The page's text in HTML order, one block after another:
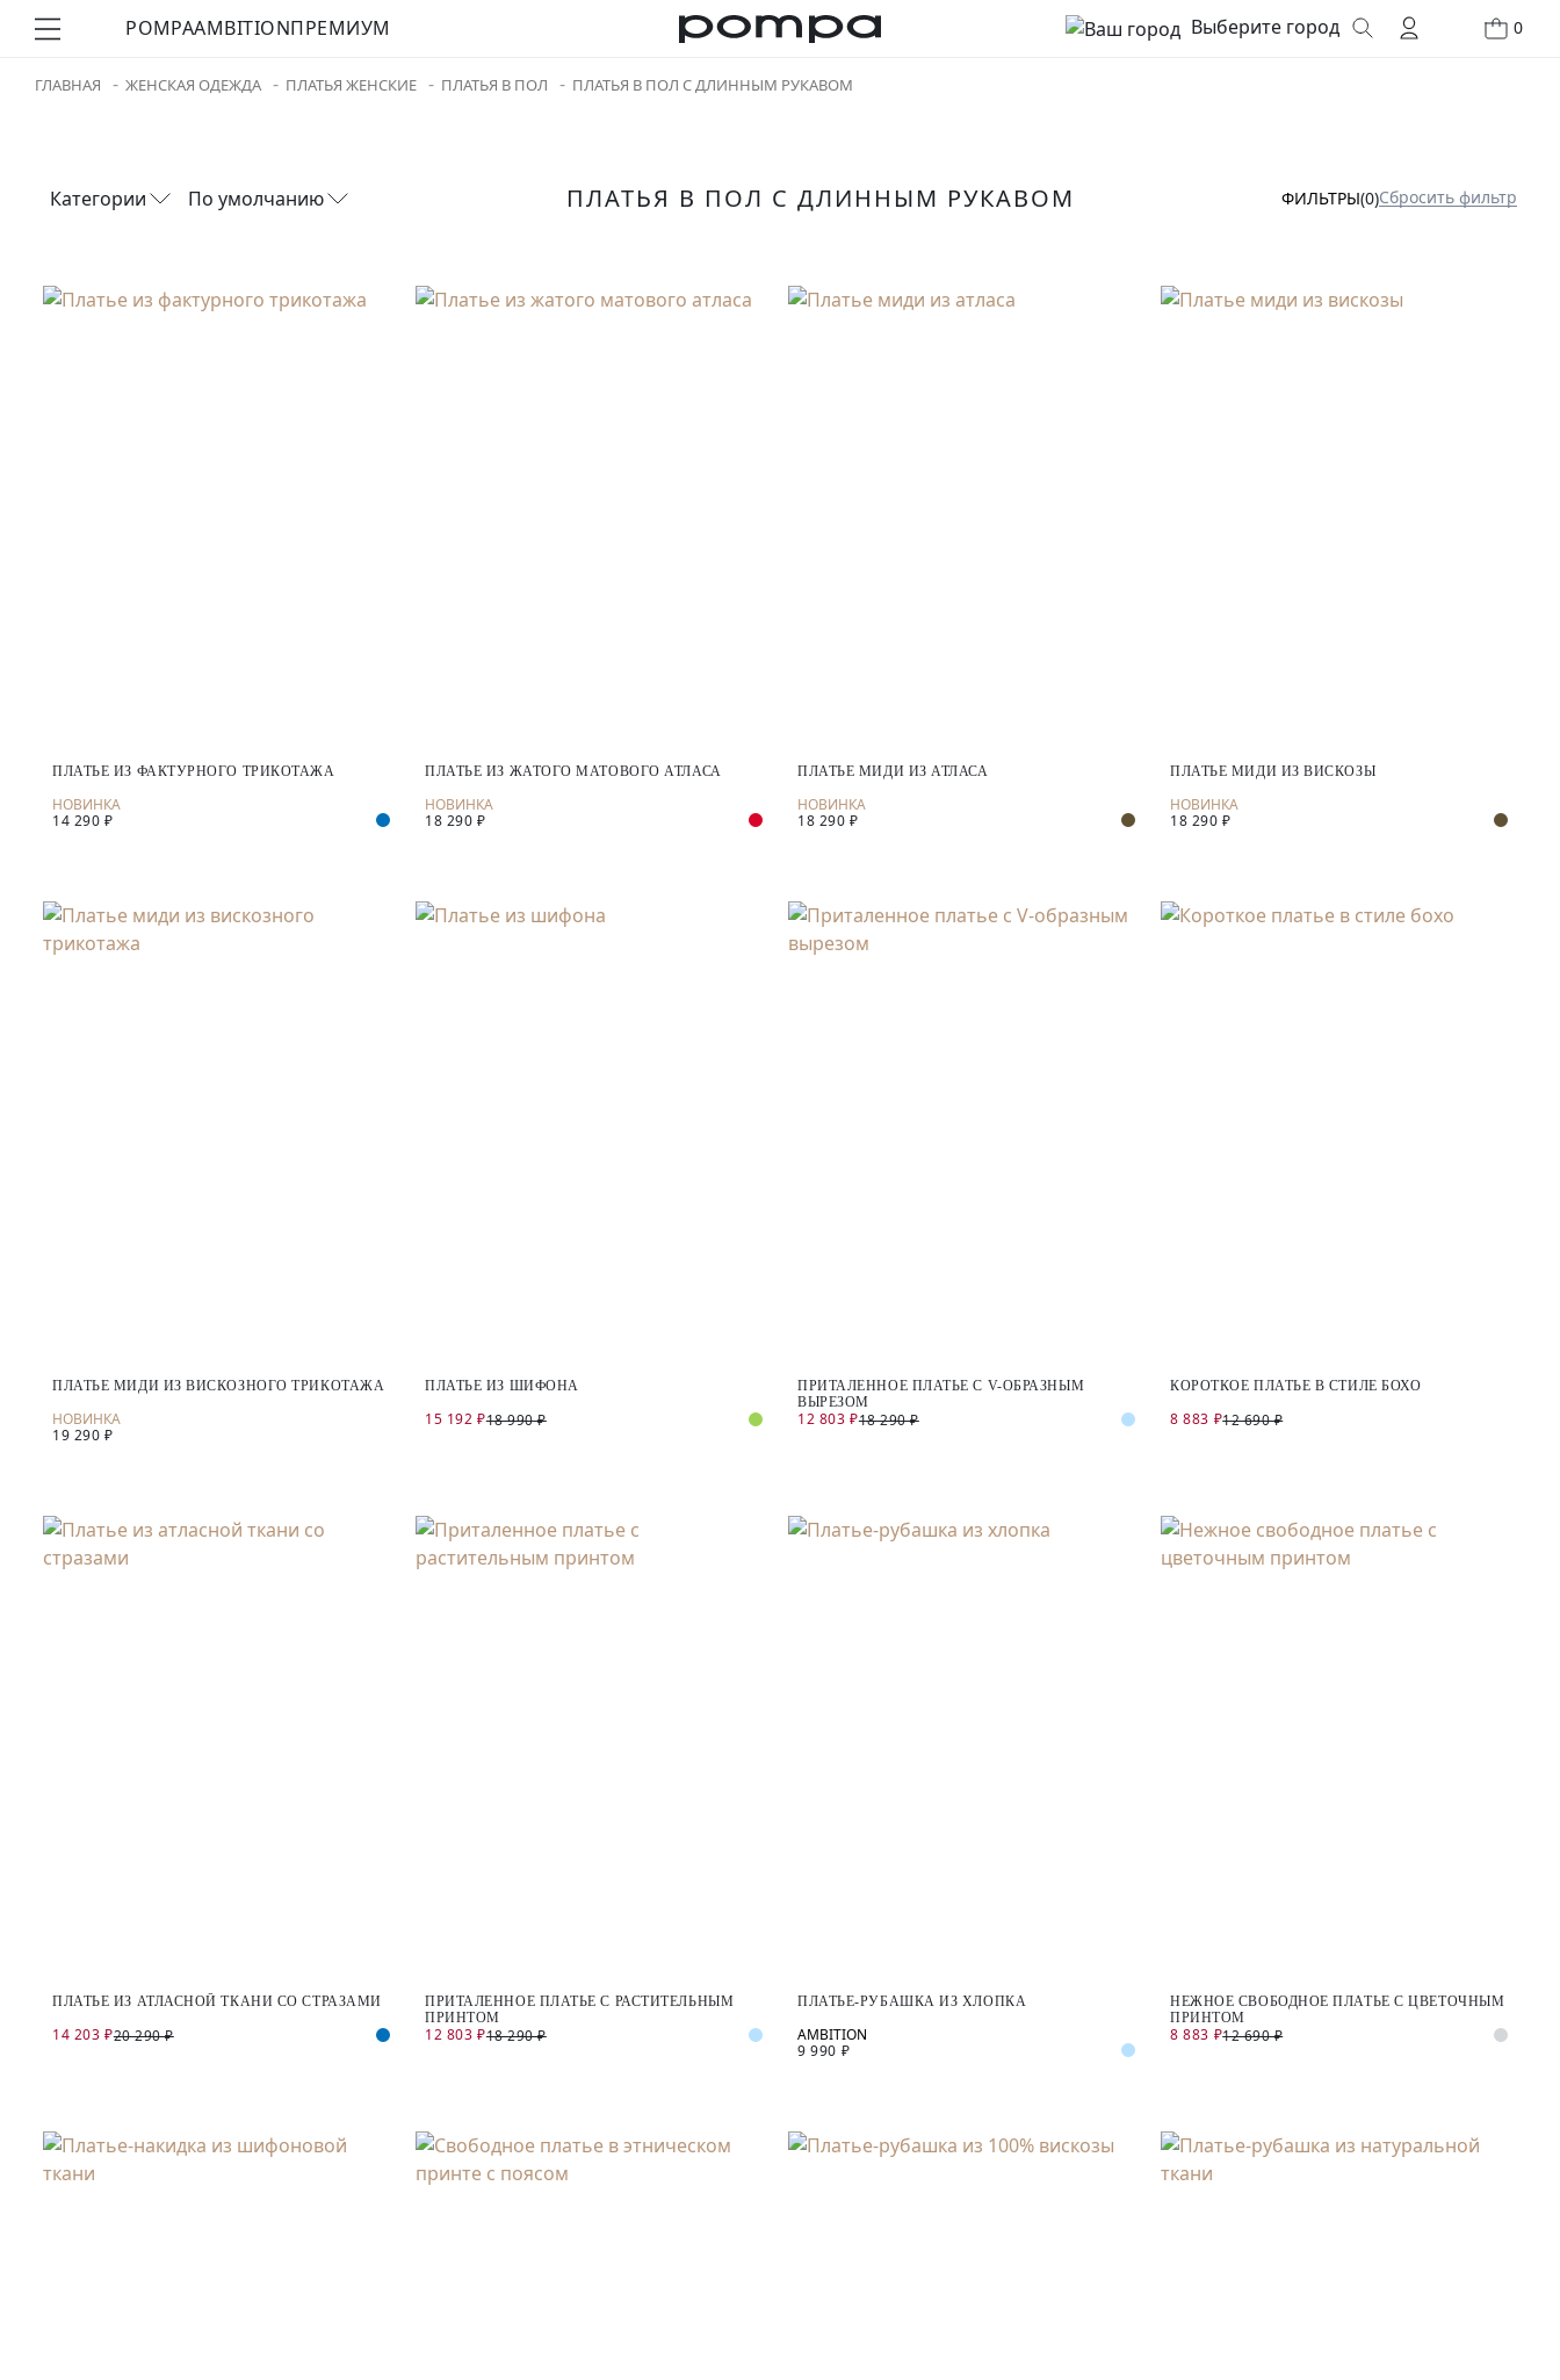
POMPAAMBITIONПРЕМИУМ Выберите город 0
ГЛАВНАЯ ЖЕНСКАЯ ОДЕЖДА ПЛАТЬЯ ЖЕНСКИЕ ПЛАТЬЯ В ПОЛ ПЛАТЬЯ В ПОЛ С ДЛИННЫМ РУКАВОМ
Категории По умолчанию ПЛАТЬЯ В ПОЛ С ДЛИННЫМ РУКАВОМ ФИЛЬТРЫ(0)Сбросить фильтр
ПЛАТЬЕ ИЗ ФАКТУРНОГО ТРИКОТАЖА
14 290 ₽
ПЛАТЬЕ ИЗ ЖАТОГО МАТОВОГО АТЛАСА
18 290 ₽
ПЛАТЬЕ МИДИ ИЗ АТЛАСА
18 290 ₽
ПЛАТЬЕ МИДИ ИЗ ВИСКОЗЫ
18 290 ₽
ПЛАТЬЕ МИДИ ИЗ ВИСКОЗНОГО ТРИКОТАЖА
19 290 ₽
ПЛАТЬЕ ИЗ ШИФОНА
15 192 ₽18 990 ₽
ПРИТАЛЕННОЕ ПЛАТЬЕ С V-ОБРАЗНЫМ
ВЫРЕЗОМ
12 803 ₽18 290 ₽
КОРОТКОЕ ПЛАТЬЕ В СТИЛЕ БОХО
8 883 ₽12 690 ₽
ПЛАТЬЕ ИЗ АТЛАСНОЙ ТКАНИ СО СТРАЗАМИ
14 203 ₽20 290 ₽
ПРИТАЛЕННОЕ ПЛАТЬЕ С РАСТИТЕЛЬНЫМ
ПРИНТОМ
12 803 ₽18 290 ₽
ПЛАТЬЕ-РУБАШКА ИЗ ХЛОПКА
9 990 ₽
НЕЖНОЕ СВОБОДНОЕ ПЛАТЬЕ С ЦВЕТОЧНЫМ
ПРИНТОМ
8 883 ₽12 690 ₽